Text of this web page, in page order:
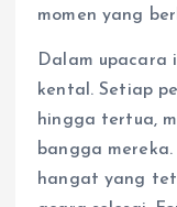
momen yang
Dalam upacara
kental. Setiap
hingga tertua,
bangga mereka.
hangat yang